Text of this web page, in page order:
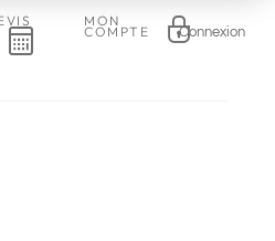
MON
COMPTE Connexion